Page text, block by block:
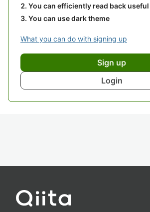
You can efficiently read back
You can use dark theme
What you can do with signing up
Sign up
Login